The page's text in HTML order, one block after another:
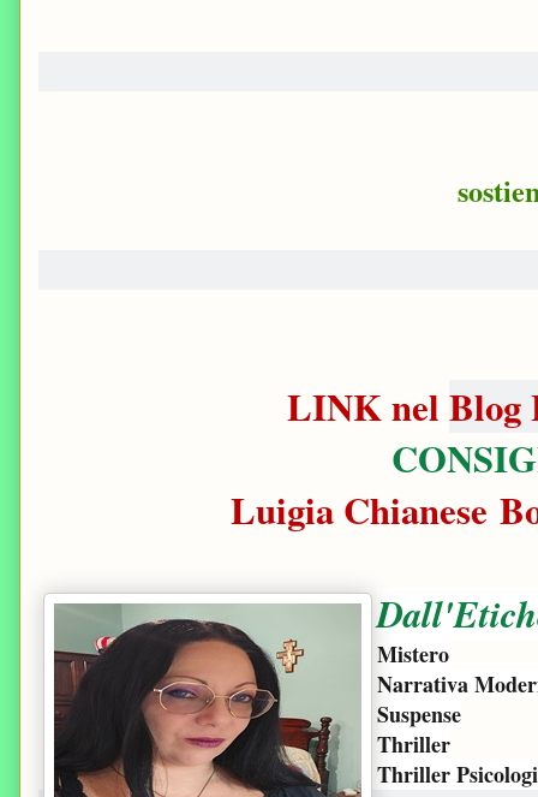
LINK nel Blog
Luigia Chianese
Mistero
Narrativa
Suspense
Thriller
Thriller